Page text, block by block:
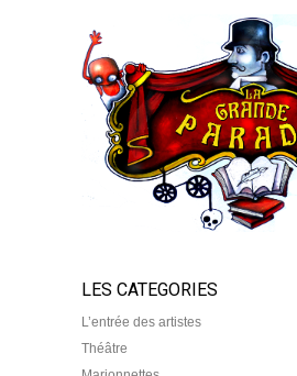
LES CATEGORIES
L’entrée des artistes
Théâtre